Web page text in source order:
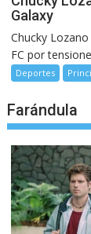
Galaxy
Chucky
FC por
Deportes
Farándula